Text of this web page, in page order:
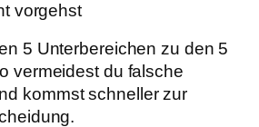
vorgehst
5 Unterbereichen zu den 5
vermeidest du falsche
kommst schneller zur